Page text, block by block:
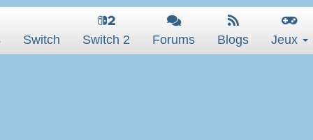
Switch Switch 2 Forums Blogs Jeux